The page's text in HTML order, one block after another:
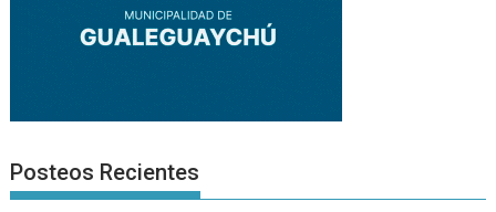
Posteos Recientes